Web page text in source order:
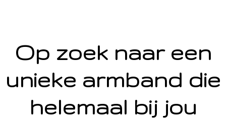
Op zoek naar een
unieke armband die
helemaal bij jou